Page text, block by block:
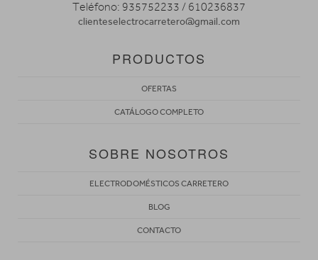
Teléfono: 935752233 / 610236837
clienteselectrocarretero@gmail.com
PRODUCTOS
OFERTAS
CATÁLOGO COMPLETO
SOBRE NOSOTROS
ELECTRODOMÉSTICOS CARRETERO
BLOG
CONTACTO